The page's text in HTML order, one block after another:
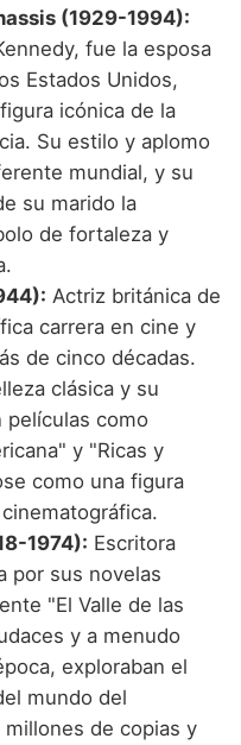
(1929-1994):
fue la esposa
Estados Unidos,
icónica de la
Su estilo y aplomo
mundial, y su
su marido la
de fortaleza y
Actriz británica de
carrera en cine y
de cinco décadas.
clásica y su
como
y "Ricas y
como una figura
1974): Escritora
por sus novelas
"El Valle de las
y a menudo
exploraban el
mundo del
de copias y